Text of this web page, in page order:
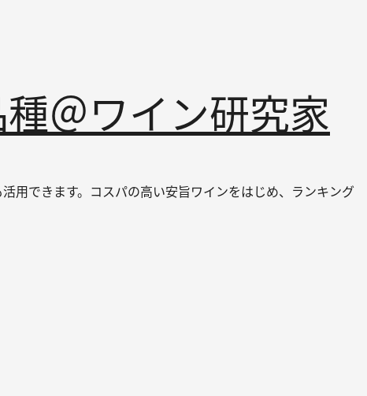
＠ワイン研究家
用できます。コスパの高い安旨ワインをはじめ、ランキング